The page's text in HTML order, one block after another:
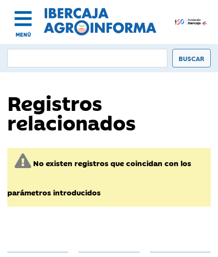
MENÚ
Registros
relacionados
No existen registros que coincidan con los
parámetros introducidos